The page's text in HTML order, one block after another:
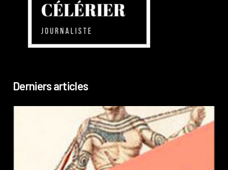
Derniers articles